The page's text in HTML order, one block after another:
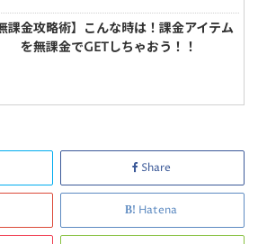
無課金攻略術】こんな時は！課金アイテム
を無課金でGETしちゃおう！！
Share
Hatena